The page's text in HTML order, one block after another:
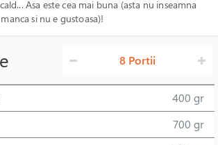
Asa este cea mai buna (asta nu inseamna
si nu e gustoasa)!
8 Portii
400 gr
700 gr